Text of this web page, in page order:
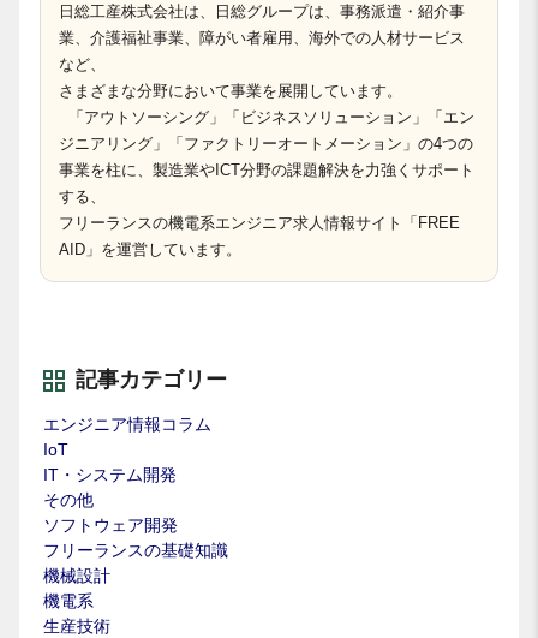
日総工産株式会社は、日総グループは、事務派遣・紹介事
業、介護福祉事業、障がい者雇用、海外での人材サービス
など、
さまざまな分野において事業を展開しています。
「アウトソーシング」「ビジネスソリューション」「エン
ジニアリング」「ファクトリーオートメーション」の4つの
事業を柱に、製造業やICT分野の課題解決を力強くサポート
する、
フリーランスの機電系エンジニア求人情報サイト「FREE
AID」を運営しています。
記事カテゴリー
エンジニア情報コラム
IoT
IT・システム開発
その他
ソフトウェア開発
フリーランスの基礎知識
機械設計
機電系
生産技術